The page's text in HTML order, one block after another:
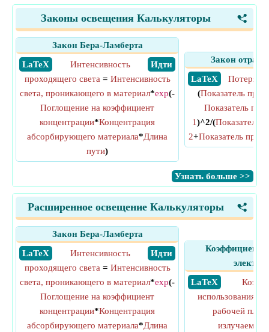
<
Законы освещения Калькуляторы
Закон Бера-Ламберта
​ LaTeX
​ Идти
Интенсивность
проходящего света = Интенсивность
света, проникающего в материал*exp(-
Поглощение на коэффициент
концентрации*Концентрация
абсорбирующего материала*Длина
пути)
Закон
​ LaTeX
Потеря
(Показатель
Показатель
1)^2/(Показатель
2+Показатель
​Узнать больше >>
<
Расширенное освещение Калькуляторы
Закон Бера-Ламберта
​ LaTeX
​ Идти
Интенсивность
проходящего света = Интенсивность
света, проникающего в материал*exp(-
Поглощение на коэффициент
концентрации*Концентрация
абсорбирующего материала*Длина
Коэффициент
​ LaTeX
использования
рабочей
излучаемый